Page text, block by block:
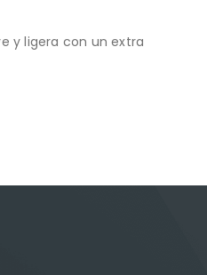
y ligera con un extra